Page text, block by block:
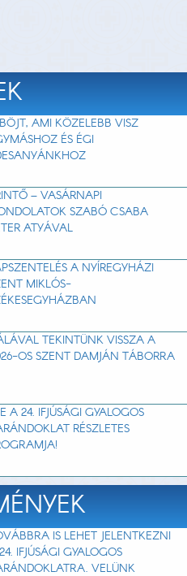
AMI KÖZELEBB VISZ
ÉS ÉGI
– VASÁRNAPI
SZABÓ CSABA
ATYÁVAL
A NYÍREGYHÁZI
MIKLÓS-
TEKINTÜNK VISSZA A
OS SZENT DAMJÁN TÁBORRA
A 24. IFJÚSÁGI GYALOGOS
RÉSZLETES
IS LEHET JELENTKEZNI
IFJÚSÁGI GYALOGOS
VELÜNK